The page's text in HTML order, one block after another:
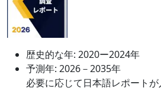
歴史的な年: 2020ー2024年
予測年: 2026－2035年
必要に応じて日本語レポート